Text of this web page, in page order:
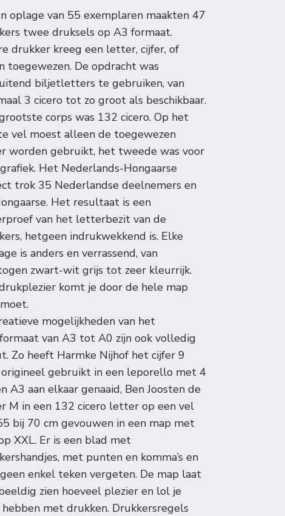
oplage van 55 exemplaren maakten 47
twee druksels op A3 formaat.
drukker kreeg een letter, cijfer, of
toegewezen. De opdracht was
biljetletters te gebruiken, van
3 cicero tot zo groot als beschikbaar.
corps was 132 cicero. Op het
vel moest alleen de toegewezen
worden gebruikt, het tweede was voor
Het Nederlands-Hongaarse
trok 35 Nederlandse deelnemers en
Het resultaat is een
van het letterbezit van de
hetgeen indrukwekkend is. Elke
is anders en verrassend, van
zwart-wit grijs tot zeer kleurrijk.
komt je door de hele map
mogelijkheden van het
van A3 tot A0 zijn ook volledig
Zo heeft Harmke Nijhof het cijfer 9
gebruikt in een leporello met 4
A3 aan elkaar genaaid, Ben Joosten de
M in een 132 cicero letter op een vel
bij 70 cm gevouwen in een map met
XXL. Er is een blad met
met punten en komma’s en
enkel teken vergeten. De map laat
zien hoeveel plezier en lol je
met drukken. Drukkersregels